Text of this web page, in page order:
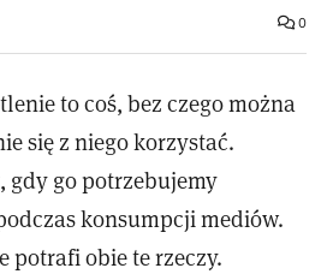
0
to coś, bez czego można
się z niego korzystać.
gdy go potrzebujemy
konsumpcji mediów.
potrafi obie te rzeczy.